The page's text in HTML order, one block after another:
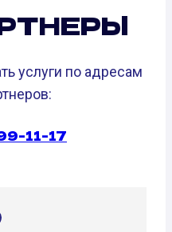
услуги по адресам
11-17